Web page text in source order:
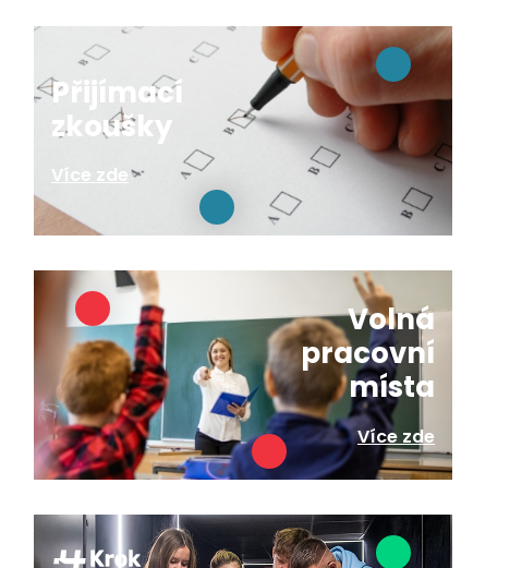
Přijímací
zkoušky
Více zde
Volná
pracovní
místa
Více zde